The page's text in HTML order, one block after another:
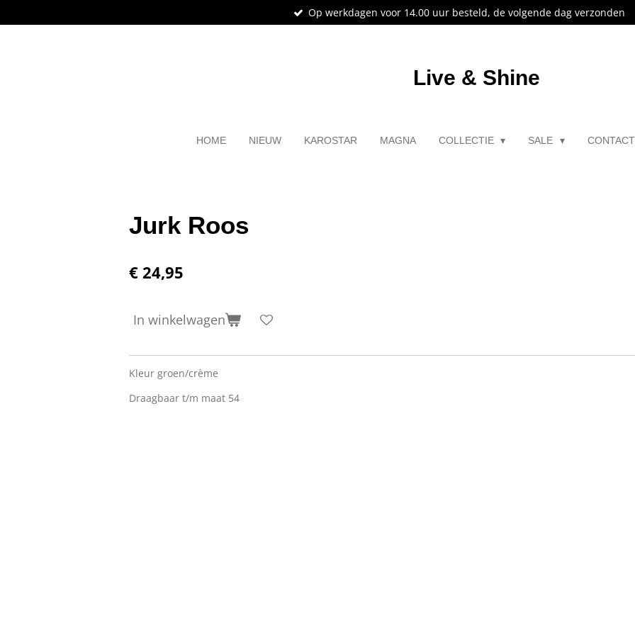
direct
Op werkdagen voor 14.00 uur besteld, de volgende dag verzonden
Live & Shine
HOME NIEUW KAROSTAR MAGNA COLLECTIE SALE
Jurk Roos
€ 24,95
In winkelwagen
Kleur groen/crème
Draagbaar t/m maat 54